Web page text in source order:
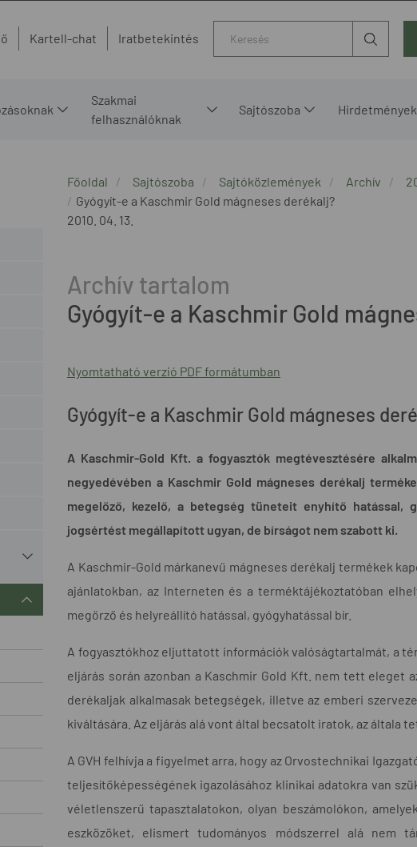
Kartell-chat Iratbetekintés
Szakmai
felhasználóknak
Sajtószoba Hirdetmények
Főoldal Sajtószoba Sajtóközlemények Archív
Gyógyít-e a Kaschmir Gold mágneses derékalj?
2010. 04. 13.
Gyógyít-e a Kaschmir Gold
Nyomtatható verzió PDF formátumban
Gyógyít-e a Kaschmir Gold mágneses
A Kaschmir-Gold Kft. a fogyasztók megtévesztésére
negyedévében a Kaschmir Gold mágneses derékalj
megelőző, kezelő, a betegség tüneteit enyhítő hatással,
jogsértést megállapított ugyan, de bírságot nem szabott ki.
A Kaschmir-Gold márkanevű mágneses derékalj termékek
ajánlatokban, az Interneten és a terméktájékoztatóban
megőrző és helyreállító hatással, gyógyhatással bír.
A fogyasztókhoz eljuttatott információk valóságtartalmát, a
eljárás során azonban a Kaschmir Gold Kft. nem tett eleget
derékaljak alkalmasak betegségek, illetve az emberi
kiváltására. Az eljárás alá vont által becsatolt iratok, az általa
A GVH felhívja a figyelmet arra, hogy az Orvostechnikai
teljesítőképességének igazolásához klinikai adatokra van
véletlenszerű tapasztalatokon, olyan beszámolókon,
eszközöket, elismert tudományos módszerrel alá nem